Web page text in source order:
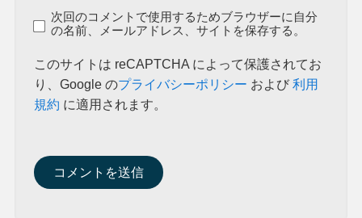
次回のコメントで使用するためブラウザーに自分
の名前、メールアドレス、サイトを保存する。
このサイトは reCAPTCHA によって保護されてお
り、Google のプライバシーポリシー および利用
規約 に適用されます。